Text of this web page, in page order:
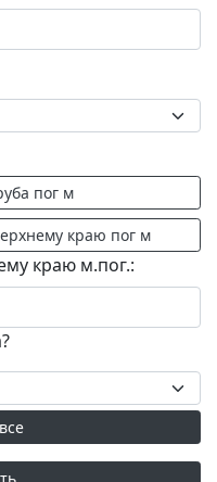
краю м.пог.: